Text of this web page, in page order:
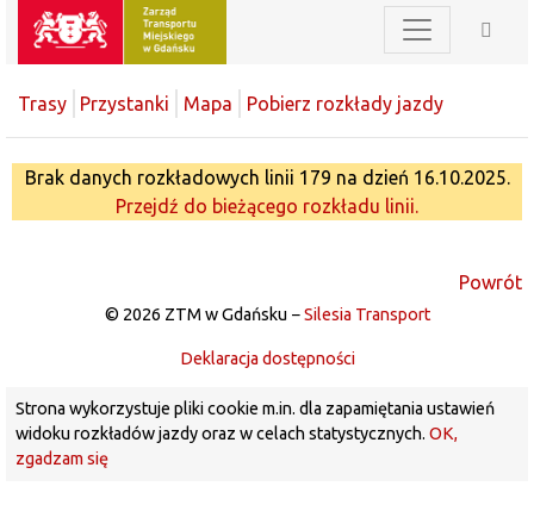
Trasy Przystanki Mapa Pobierz rozkłady jazdy
Brak danych rozkładowych linii 179 na dzień 16.10.2025.
Przejdź do bieżącego rozkładu linii.
Powrót
© 2026 ZTM w Gdańsku −Silesia Transport
Deklaracja dostępności
Strona wykorzystuje pliki cookie m.in. dla zapamiętania ustawień
widoku rozkładów jazdy oraz w celach statystycznych. OK,
zgadzam się